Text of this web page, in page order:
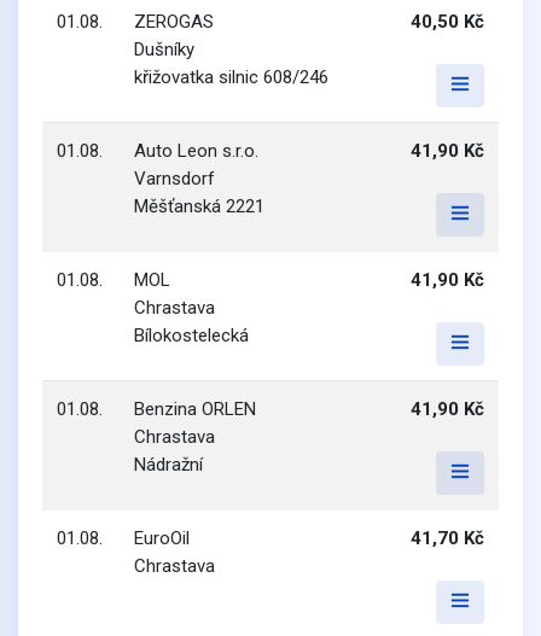
01.08.
ZEROGAS
Dušníky
křižovatka silnic 608/246
40,50 Kč
01.08.
Auto Leon s.r.o.
Varnsdorf
Měšťanská 2221
41,90 Kč
01.08.
MOL
Chrastava
Bílokostelecká
41,90 Kč
01.08.
Benzina ORLEN
Chrastava
Nádražní
41,90 Kč
01.08.
EuroOil
Chrastava
41,70 Kč